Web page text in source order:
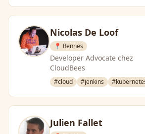
Nicolas De Loof
📍 Rennes
Developer Advocate chez
CloudBees
#cloud #jenkins
Julien Fallet